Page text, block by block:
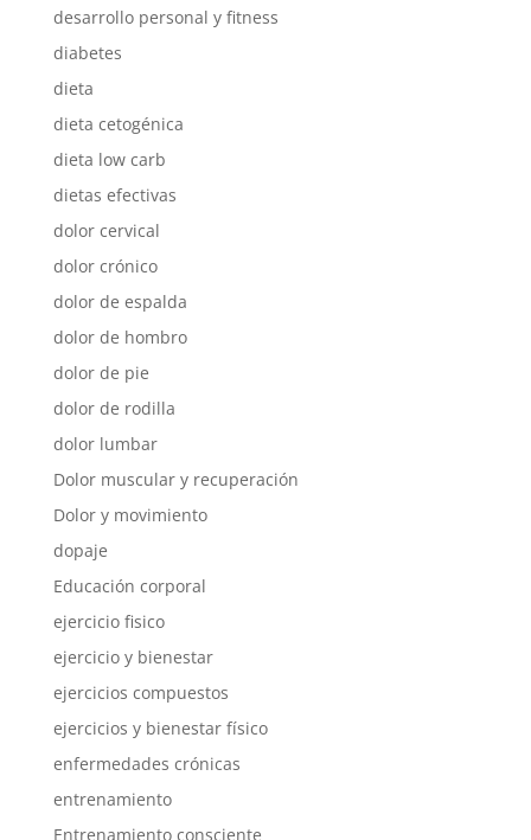
desarrollo personal y fitness
diabetes
dieta
dieta cetogénica
dieta low carb
dietas efectivas
dolor cervical
dolor crónico
dolor de espalda
dolor de hombro
dolor de pie
dolor de rodilla
dolor lumbar
Dolor muscular y recuperación
Dolor y movimiento
dopaje
Educación corporal
ejercicio fisico
ejercicio y bienestar
ejercicios compuestos
ejercicios y bienestar físico
enfermedades crónicas
entrenamiento
Entrenamiento consciente